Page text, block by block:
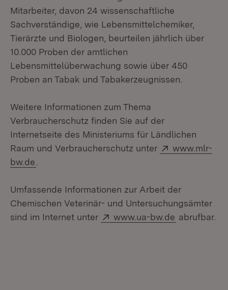
Mitarbeiter, davon 24 wissenschaftliche
Sachverständige, wie Lebensmittelchemiker,
Tierärzte und Biologen, beurteilen jährlich über
10.000 Proben der amtlichen
Lebensmittelüberwachung sowie über 450
Proben an Tabak und Tabakerzeugnissen.
Weitere Informationen zum Thema
Verbraucherschutz finden Sie auf der
Internetseite des Ministeriums für Ländlichen
Raum und Verbraucherschutz unter
Extern:
www.mlr-
bw.de
Umfassende Informationen zur Arbeit der
Chemischen Veterinär- und Untersuchungsämter
sind im Internet unter
Extern:
www.ua-bw.de (Öffnet in
abrufbar.